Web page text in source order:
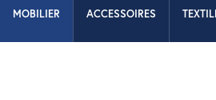
MOBILIER ACCESSOIRES